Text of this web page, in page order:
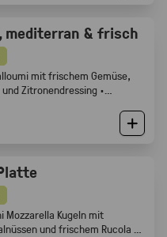
mediterran & frisch
mit frischem Gemüse,
Zitronendressing ·
Mozzarella Kugeln mit
und frischem Rucola ·